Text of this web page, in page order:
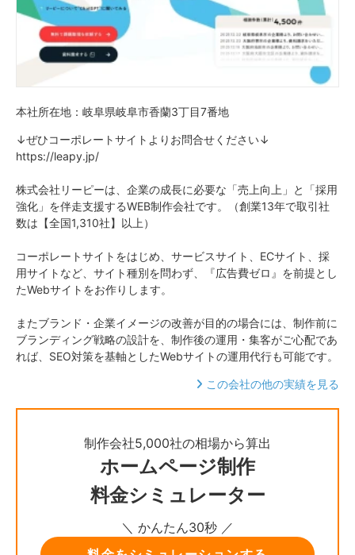
本社所在地：岐阜県岐阜市香蘭3丁目7番地
↓ぜひコーポレートサイトよりお問合せください↓
https://leapy.jp/
株式会社リーピーは、企業の成長に必要な「売上向上」と「採用
強化」を伴走支援するWEB制作会社です。（創業13年で取引社
数は【全国1,310社】以上）
コーポレートサイトをはじめ、サービスサイト、ECサイト、採
用サイトなど、サイト種別を問わず、『広告費ゼロ』を前提とし
たWebサイトをお作りします。
またブランド・企業イメージの改善が目的の場合には、制作前に
ブランディング戦略の設計を、制作後の運用・集客がご心配であ
れば、SEO対策を基軸としたWebサイトの運用代行も可能です。
この会社の他の実績を見る
制作会社5,000社の相場から算出
ホームページ制作
料金シミュレーター
＼ かんたん30秒 ／